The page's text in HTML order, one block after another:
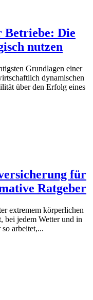
Betriebe: Die
nutzen
Grundlagen einer
dynamischen
über den Erfolg eines
für
Ratgeber
extremem körperlichen
bei jedem Wetter und in
arbeitet,...